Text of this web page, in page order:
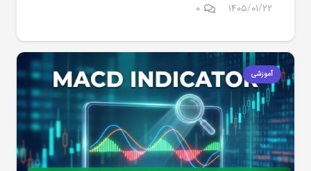
۱۴۰۵/۰۱/۲۲ ۰
آموزشی